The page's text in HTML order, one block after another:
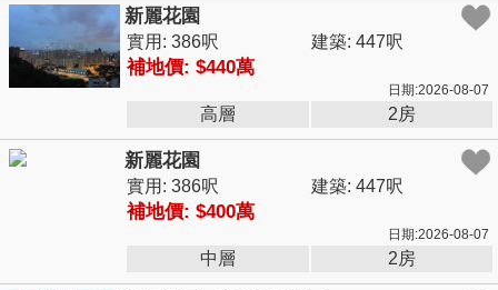
新麗花園
實用: 386呎 建築: 447呎
補地價: $440萬
日期:2026-08-07
高層 2房
新麗花園
實用: 386呎 建築: 447呎
補地價: $400萬
日期:2026-08-07
中層 2房